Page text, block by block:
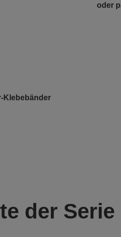
oder
Klebebänder
der Serie